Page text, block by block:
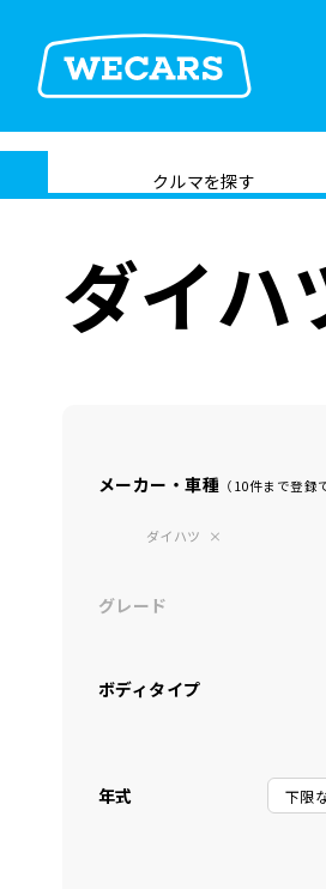
在庫検索
サイト内検
索
クルマを探す
ダイハ
メーカー・車種 （10件まで登録
ダイハツ
グレード
ボディタイプ
年式